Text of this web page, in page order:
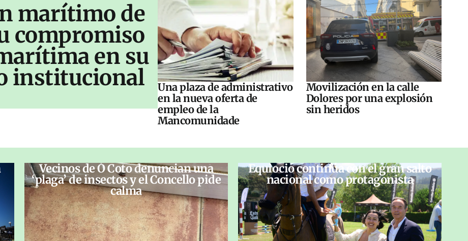
marítimo de
compromiso
en su
institucional
Una plaza de administrativo
en la nueva oferta de
empleo de la
Mancomunidade
Movilización en la calle
Dolores por una explosión
sin heridos
Vecinos de O Coto denuncian una
‘plaga’ de insectos y el Concello pide
calma
Equiocio continúa con el gran salto
nacional como protagonista